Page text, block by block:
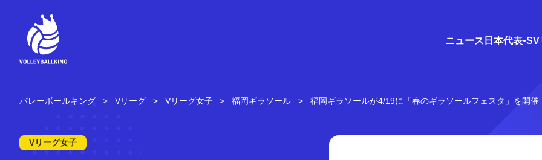
ニュース 日本代表 SV
バレーボールキング Vリーグ Vリーグ女子 福岡ギラソール 福岡ギラソールが4/19に「春のギラソールフェスタ」を開催
Vリーグ女子